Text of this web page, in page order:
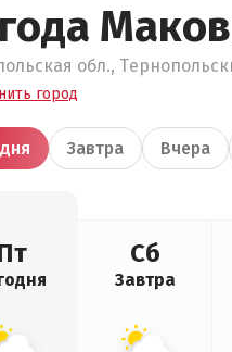
обл.,
город
Завтра Вчера
Сб
Завтра